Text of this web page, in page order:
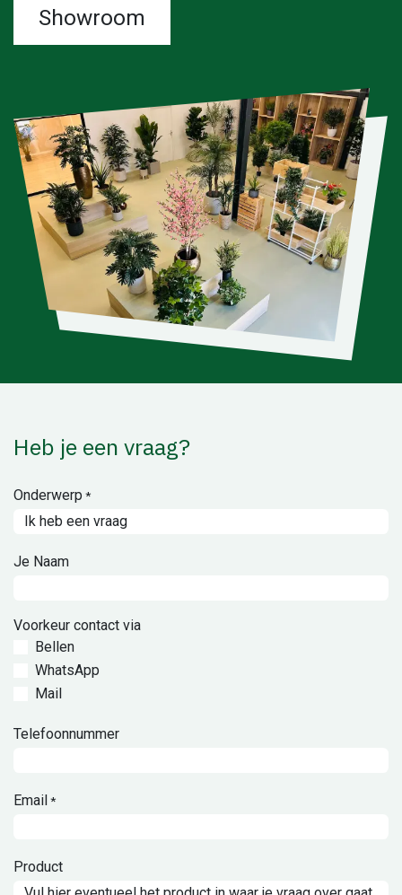
Showroom
Heb je een vraag?
Onderwerp *
Je Naam
Voorkeur contact via
Bellen
WhatsApp
Mail
Telefoonnummer
Email *
Product